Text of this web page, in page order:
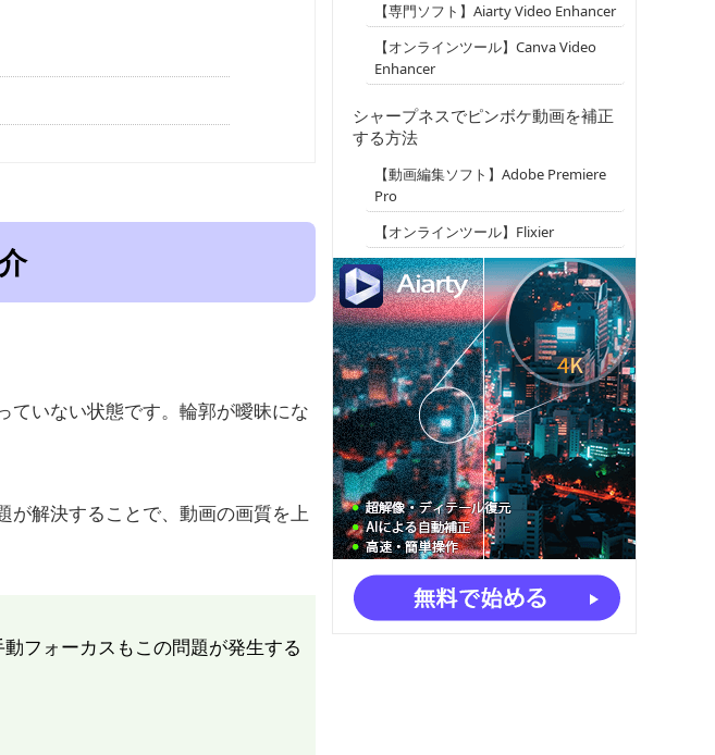
ていない状態です。輪郭が曖昧にな
が解決することで、動画の画質を上
フォーカスもこの問題が発生する
【専門ソフト】Aiarty Video Enhancer
【オンラインツール】Canva Video
Enhancer
シャープネスでピンボケ動画を補正
する方法
【動画編集ソフト】Adobe Premiere
Pro
【オンラインツール】Flixier